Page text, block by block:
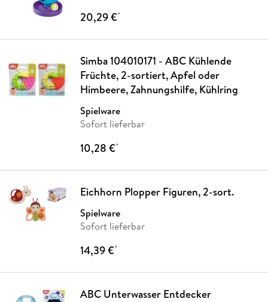
20,29 €*
Simba 104010171 - ABC Kühlende
Früchte, 2-sortiert, Apfel oder
Himbeere, Zahnungshilfe, Kühlring
Spielware
Sofort lieferbar
10,28 €*
Eichhorn Plopper Figuren, 2-sort.
Spielware
Sofort lieferbar
14,39 €*
ABC Unterwasser Entdecker